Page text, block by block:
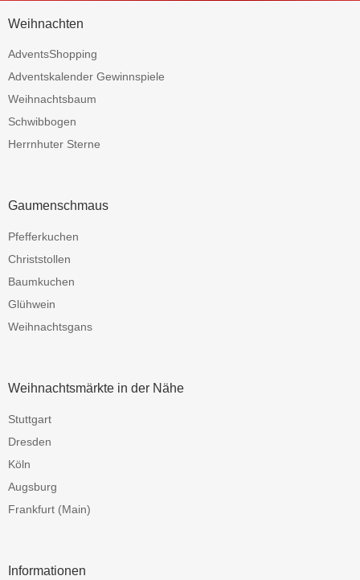
Weihnachten
AdventsShopping
Adventskalender Gewinnspiele
Weihnachtsbaum
Schwibbogen
Herrnhuter Sterne
Gaumenschmaus
Pfefferkuchen
Christstollen
Baumkuchen
Glühwein
Weihnachtsgans
Weihnachtsmärkte in der Nähe
Stuttgart
Dresden
Köln
Augsburg
Frankfurt (Main)
Informationen